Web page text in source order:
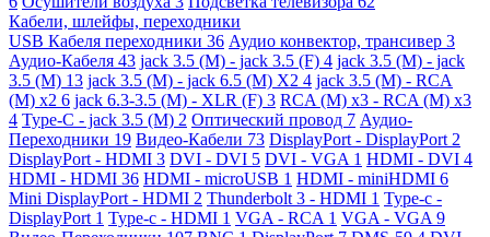
Кабели, шлейфы, переходники
USB Кабеля переходники 36 Аудио конвектор, трансивер 3
Аудио-Кабеля 43 jack 3.5 (M) - jack 3.5 (F) 4 jack 3.5 (M) - jack
3.5 (M) 13 jack 3.5 (M) - jack 6.5 (M) X2 4 jack 3.5 (M) - RCA
(M) x2 6 jack 6.3-3.5 (M) - XLR (F) 3 RCA (M) x3 - RCA (M) x3
4 Type-C - jack 3.5 (M) 2 Оптический провод 7 Аудио-
Переходники 19 Видео-Кабели 73 DisplayPort - DisplayPort 2
DisplayPort - HDMI 3 DVI - DVI 5 DVI - VGA 1 HDMI - DVI 4
HDMI - HDMI 36 HDMI - microUSB 1 HDMI - miniHDMI 6
Mini DisplayPort - HDMI 2 Thunderbolt 3 - HDMI 1 Type-c -
DisplayPort 1 Type-c - HDMI 1 VGA - RCA 1 VGA - VGA 9